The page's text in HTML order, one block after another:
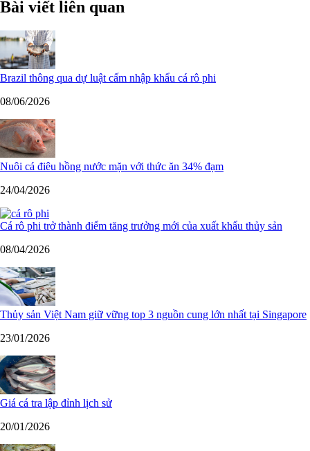
Bài viết liên quan
Brazil thông qua dự luật cấm nhập khẩu cá rô phi
08/06/2026
Nuôi cá điêu hồng nước mặn với thức ăn 34% đạm
24/04/2026
Cá rô phi trở thành điểm tăng trưởng mới của xuất khẩu thủy sản
08/04/2026
Thủy sản Việt Nam giữ vững top 3 nguồn cung lớn nhất tại Singapore
23/01/2026
Giá cá tra lập đỉnh lịch sử
20/01/2026